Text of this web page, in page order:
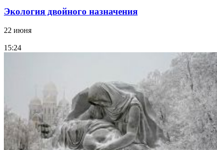
Экология двойного назначения
22 июня
15:24